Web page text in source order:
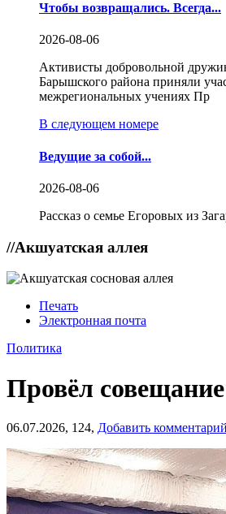
Чтобы возвращались. Всегда...
2026-08-06
Активисты добровольной
Барышского района приняли
межрегиональных учениях Пр
В следующем номере
Ведущие за собой...
2026-08-06
Рассказ о семье Егоровых из
//Акшуатская аллея
Печать
Электронная почта
Политика
Провёл совещание
06.07.2026, 124, Добавить комментарий